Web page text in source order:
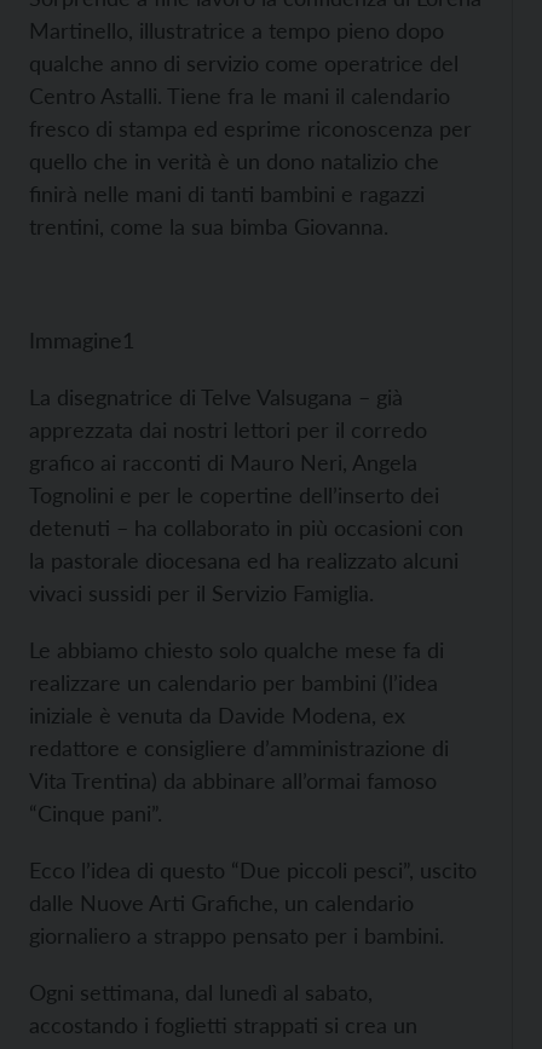
Martinello, illustratrice a tempo pieno dopo
qualche anno di servizio come operatrice del
Centro Astalli. Tiene fra le mani il calendario
fresco di stampa ed esprime riconoscenza per
quello che in verità è un dono natalizio che
finirà nelle mani di tanti bambini e ragazzi
trentini, come la sua bimba Giovanna.
Immagine1
La disegnatrice di Telve Valsugana – già
apprezzata dai nostri lettori per il corredo
grafico ai racconti di Mauro Neri, Angela
Tognolini e per le copertine dell’inserto dei
detenuti – ha collaborato in più occasioni con
la pastorale diocesana ed ha realizzato alcuni
vivaci sussidi per il Servizio Famiglia.
Le abbiamo chiesto solo qualche mese fa di
realizzare un calendario per bambini (l’idea
iniziale è venuta da Davide Modena, ex
redattore e consigliere d’amministrazione di
Vita Trentina) da abbinare all’ormai famoso
“Cinque pani”.
Ecco l’idea di questo “Due piccoli pesci”, uscito
dalle Nuove Arti Grafiche, un calendario
giornaliero a strappo pensato per i bambini.
Ogni settimana, dal lunedì al sabato,
accostando i foglietti strappati si crea un